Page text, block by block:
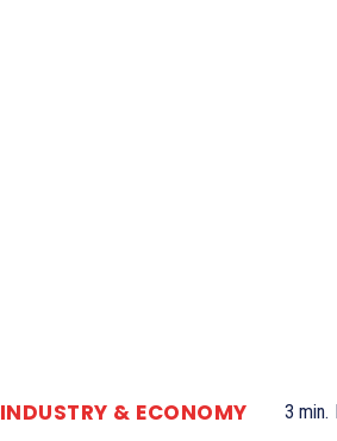
INDUSTRY & ECONOMY 3 min.